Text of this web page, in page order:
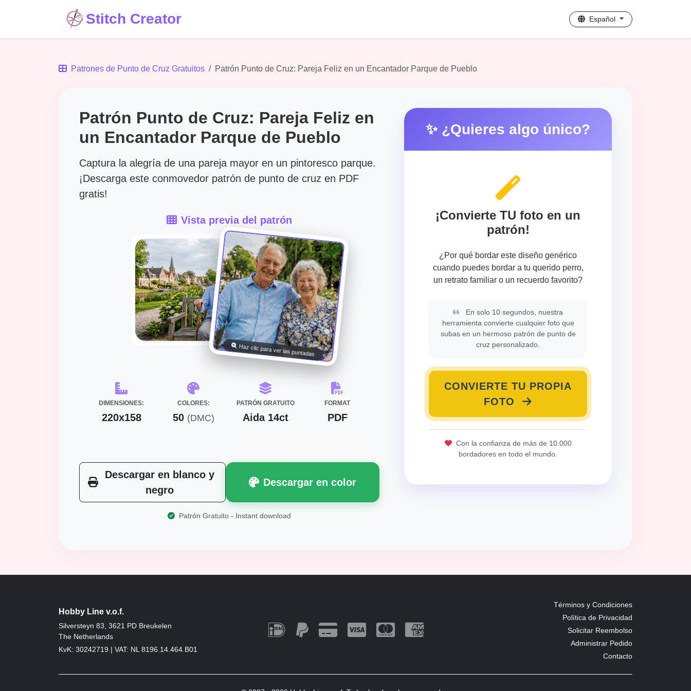
Stitch Creator Español
Patrones de Punto de Cruz Gratuitos Patrón Punto de Cruz: Pareja Feliz en un Encantador Parque de Pueblo
Patrón Punto de Cruz: Pareja Feliz en
un Encantador Parque de Pueblo
Captura la alegría de una pareja mayor en un pintoresco parque.
¡Descarga este conmovedor patrón de punto de cruz en PDF
gratis!
Vista previa del patrón
Haz clic para ver las puntadas
DIMENSIONES:
220x158
COLORES:
50 (DMC)
PATRÓN GRATUITO
Aida 14ct
FORMAT
PDF
Descargar en blanco y
negro
Descargar en color
Patrón Gratuito - Instant download
✨ ¿Quieres algo único?
¡Convierte TU foto en un
patrón!
¿Por qué bordar este diseño genérico
cuando puedes bordar a tu querido perro,
un retrato familiar o un recuerdo favorito?
En solo 10 segundos, nuestra
herramienta convierte cualquier foto que
subas en un hermoso patrón de punto de
cruz personalizado.
CONVIERTE TU PROPIA
FOTO
Con la confianza de más de 10.000
bordadores en todo el mundo.
Hobby Line v.o.f.
Silversteyn 83, 3621 PD Breukelen
The Netherlands
KvK: 30242719 | VAT: NL 8196.14.464.B01
Términos y Condiciones
Política de Privacidad
Solicitar Reembolso
Administrar Pedido
Contacto